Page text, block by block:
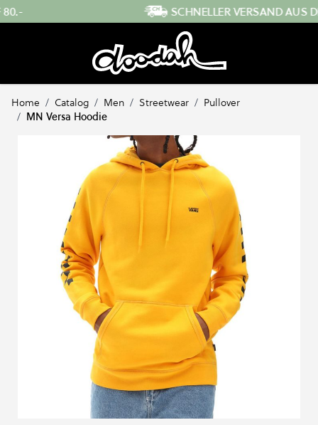
Direkt zum InhaltSCHNELLER VERSAND AUS DER SCHWEIZ
Home / Catalog / Men / Streetwear / Pullover
/ MN Versa Hoodie